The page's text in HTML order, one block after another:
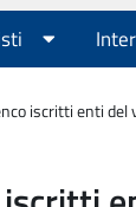
iscritti enti